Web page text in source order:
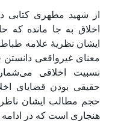
از شهید مطهری کتابی
اخلاق به جا مانده که
ایشان نظریۀ علامه
معنای غیرواقعی
نسبیت اخلاقی
حقیقی بودن قضایای
حجم مطالب ایشان ناظر
هنجاری است که در ادامه